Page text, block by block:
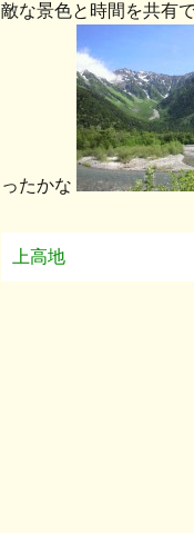
敵な景色と時間を共有
ったかな
上高地